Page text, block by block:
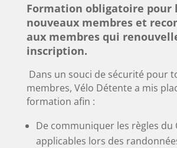
Formation obligatoire pour
nouveaux membres et
aux membres qui
inscription.
Dans un souci de sécurité pour
membres, Vélo Détente a mis
formation afin :
De communiquer les règles du
applicables lors des